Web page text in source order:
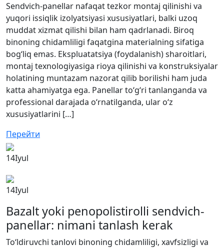
Sendvich-panellar nafaqat tezkor montaj qilinishi va
yuqori issiqlik izolyatsiyasi xususiyatlari, balki uzoq
muddat xizmat qilishi bilan ham qadrlanadi. Biroq
binoning chidamliligi faqatgina materialning sifatiga
bog‘liq emas. Ekspluatatsiya (foydalanish) sharoitlari,
montaj texnologiyasiga rioya qilinishi va konstruksiyalar
holatining muntazam nazorat qilib borilishi ham juda
katta ahamiyatga ega. Panellar to‘g‘ri tanlanganda va
professional darajada o‘rnatilganda, ular o‘z
xususiyatlarini […]
Перейти
14Iyul
14Iyul
Bazalt yoki penopolistirolli sendvich-
panellar: nimani tanlash kerak
To‘ldiruvchi tanlovi binoning chidamliligi, xavfsizligi va